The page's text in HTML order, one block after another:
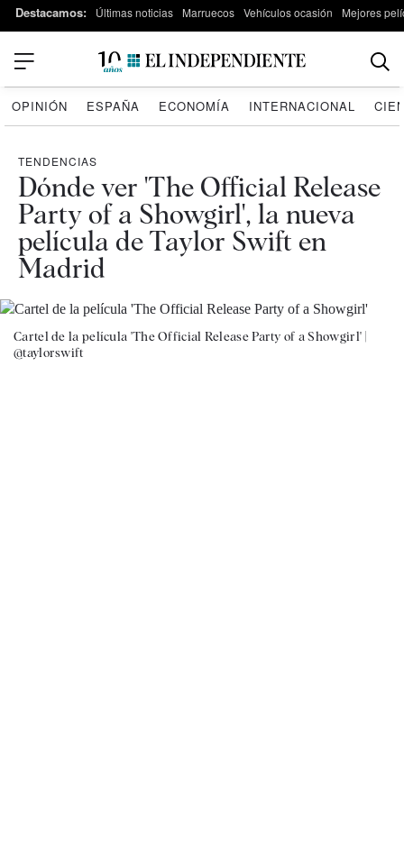
Destacamos: Últimas noticias Marruecos Vehículos ocasión Mejores
OPINIÓN ESPAÑA ECONOMÍA INTERNACIONAL
TENDENCIAS
Dónde ver 'The Official Release
Party of a Showgirl', la nueva
película de Taylor Swift en
Madrid
Cartel de la película 'The Official Release Party of a Showgirl' |
@taylorswift